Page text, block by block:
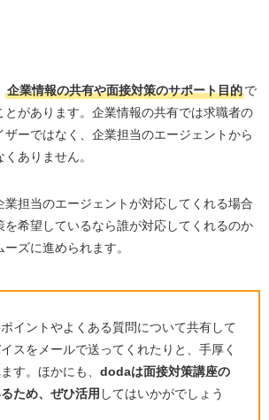
企業情報の共有や面接対策のサポート目的で
とがあります。企業情報の共有では求職者の
ーではなく、企業担当のエージェントから
ありません。
担当のエージェントが対応してくれる場合
を希望しているなら誰が対応してくれるのか
ズに進められます。
イントやよくある質問について共有して
スをメールで送ってくれたりと、手厚く
す。ほかにも、 dodaは面接対策講座の
ため、ぜひ活用 してはいかがでしょう